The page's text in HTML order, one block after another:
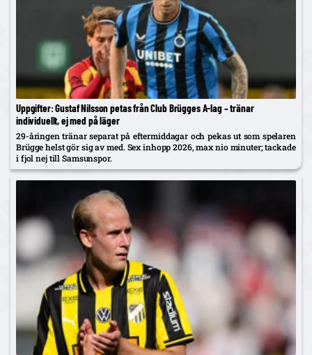
Uppgifter: Gustaf Nilsson petas från Club Brügges A-lag – tränar
individuellt, ej med på läger
29-åringen tränar separat på eftermiddagar och pekas ut som spelaren
Brügge helst gör sig av med. Sex inhopp 2026, max nio minuter; tackade
i fjol nej till Samsunspor.